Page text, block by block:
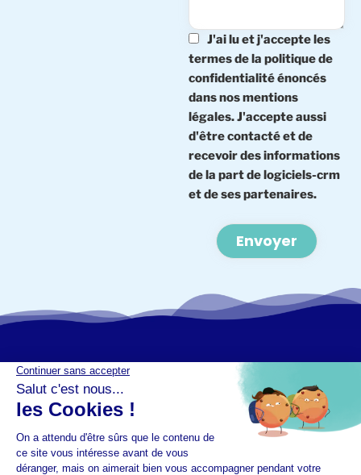
J'ai lu et j'accepte les
termes de la politique de
confidentialité énoncés
dans nos mentions
légales. J'accepte aussi
d'être contacté et de
recevoir des informations
de la part de logiciels-crm
et de ses partenaires.